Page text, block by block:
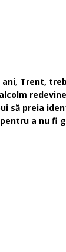
Trent,
să preia
a nu fi